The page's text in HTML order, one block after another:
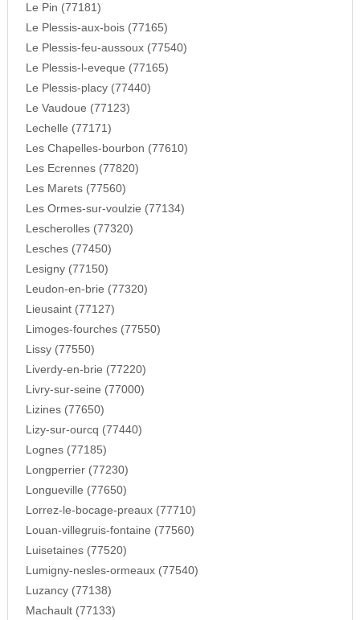
Le Pin (77181)
Le Plessis-aux-bois (77165)
Le Plessis-feu-aussoux (77540)
Le Plessis-l-eveque (77165)
Le Plessis-placy (77440)
Le Vaudoue (77123)
Lechelle (77171)
Les Chapelles-bourbon (77610)
Les Ecrennes (77820)
Les Marets (77560)
Les Ormes-sur-voulzie (77134)
Lescherolles (77320)
Lesches (77450)
Lesigny (77150)
Leudon-en-brie (77320)
Lieusaint (77127)
Limoges-fourches (77550)
Lissy (77550)
Liverdy-en-brie (77220)
Livry-sur-seine (77000)
Lizines (77650)
Lizy-sur-ourcq (77440)
Lognes (77185)
Longperrier (77230)
Longueville (77650)
Lorrez-le-bocage-preaux (77710)
Louan-villegruis-fontaine (77560)
Luisetaines (77520)
Lumigny-nesles-ormeaux (77540)
Luzancy (77138)
Machault (77133)